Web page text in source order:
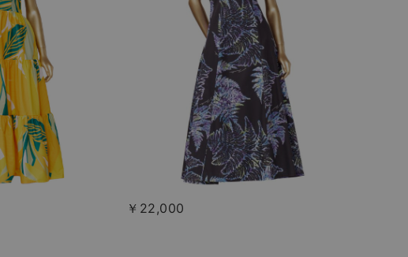
￥22,000